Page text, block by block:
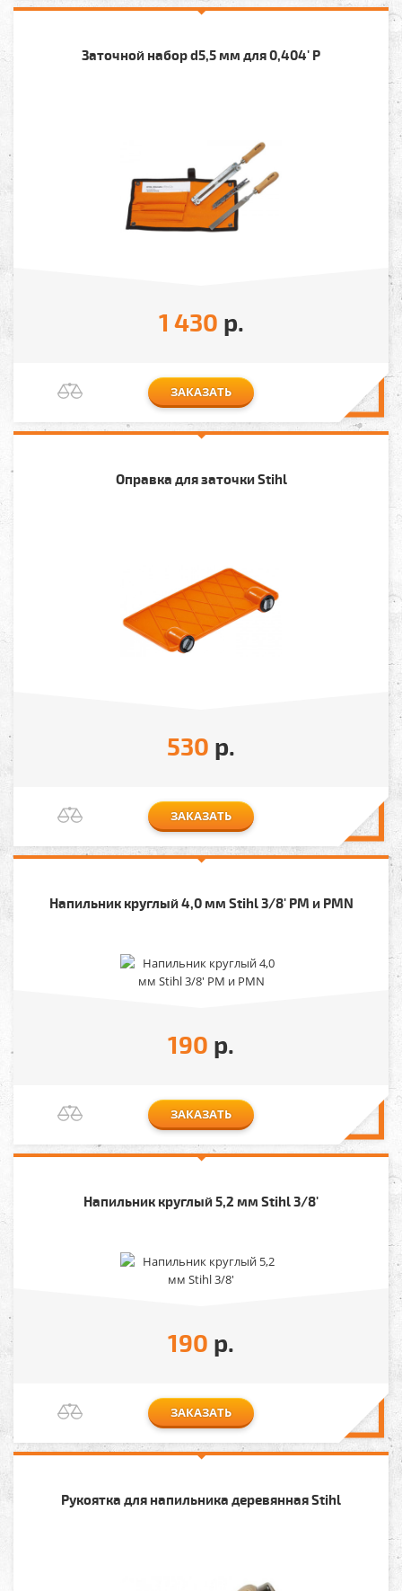
Заточной набор d5,5 мм для 0,404' P
1 430 р.
ЗАКАЗАТЬ
Оправка для заточки Stihl
530 р.
ЗАКАЗАТЬ
Напильник круглый 4,0 мм Stihl 3/8' PM и PMN
190 р.
ЗАКАЗАТЬ
Напильник круглый 5,2 мм Stihl 3/8'
190 р.
ЗАКАЗАТЬ
Рукоятка для напильника деревянная Stihl